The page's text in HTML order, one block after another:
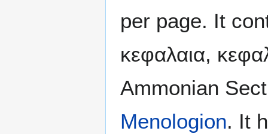
per page. It
κεφαλαια,
Ammonian
Menologion. It